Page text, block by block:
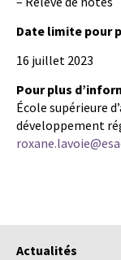
Date limite pour
16 juillet 2023
Pour plus
École supérieure
développement
Actualités